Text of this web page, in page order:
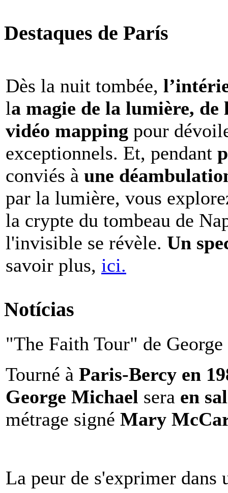
Destaques de París
Dès la nuit tombée,
la magie de la lumière,
vidéo mapping pour
exceptionnels. Et, pendant
conviés à une
par la lumière, vous
la crypte du tombeau de
l'invisible se révèle. Un
savoir plus, ici.
Notícias
"The Faith Tour" de
Tourné à Paris-Bercy en
George Michael sera en
métrage signé Mary
La peur de s'exprimer dans